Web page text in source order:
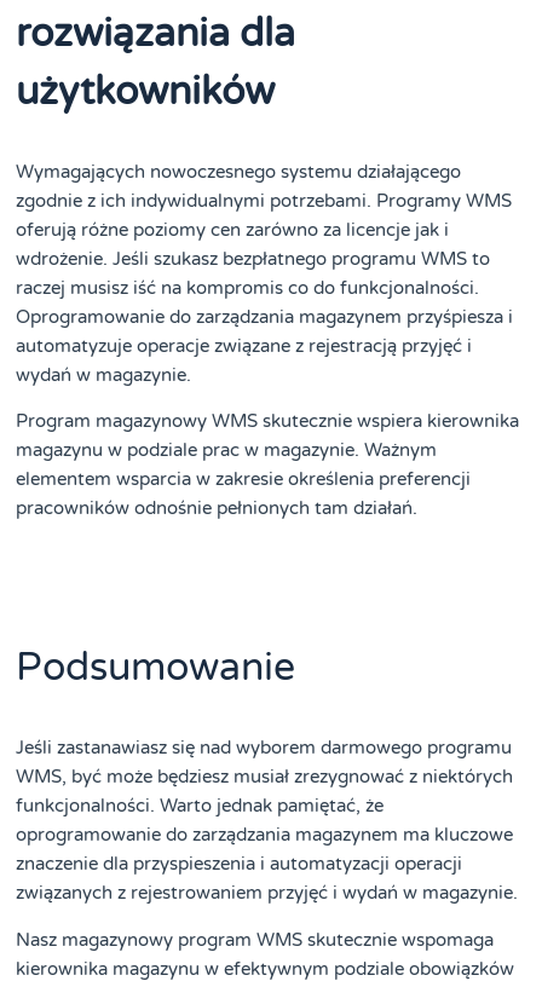
rozwiązania dla
użytkowników
Wymagających nowoczesnego systemu działającego
zgodnie z ich indywidualnymi potrzebami. Programy WMS
oferują różne poziomy cen zarówno za licencje jak i
wdrożenie. Jeśli szukasz bezpłatnego programu WMS to
raczej musisz iść na kompromis co do funkcjonalności.
Oprogramowanie do zarządzania magazynem przyśpiesza i
automatyzuje operacje związane z rejestracją przyjęć i
wydań w magazynie.
Program magazynowy WMS skutecznie wspiera kierownika
magazynu w podziale prac w magazynie. Ważnym
elementem wsparcia w zakresie określenia preferencji
pracowników odnośnie pełnionych tam działań.
Podsumowanie
Jeśli zastanawiasz się nad wyborem darmowego programu
WMS, być może będziesz musiał zrezygnować z niektórych
funkcjonalności. Warto jednak pamiętać, że
oprogramowanie do zarządzania magazynem ma kluczowe
znaczenie dla przyspieszenia i automatyzacji operacji
związanych z rejestrowaniem przyjęć i wydań w magazynie.
Nasz magazynowy program WMS skutecznie wspomaga
kierownika magazynu w efektywnym podziale obowiązków